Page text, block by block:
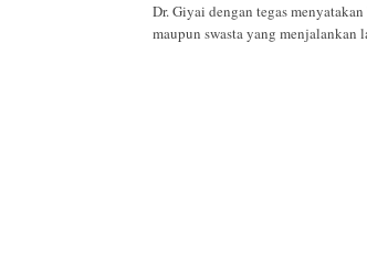
Dr. Giyai dengan tegas
maupun swasta yang menjalankan